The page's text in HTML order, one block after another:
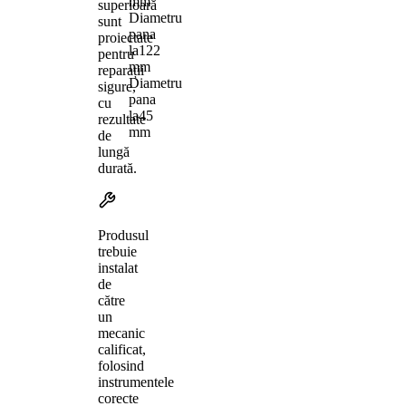
superioară
sunt
proiectate
pentru
reparații
sigure,
cu
rezultate
de
lungă
durată.
Produsul
trebuie
instalat
de
către
un
mecanic
calificat,
folosind
instrumentele
corecte
Diametru
pana
la122
mm
Diametru
pana
la45
mm